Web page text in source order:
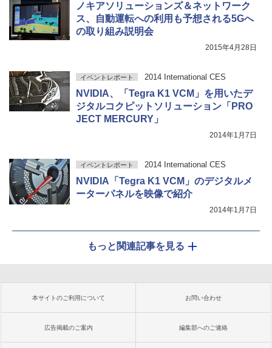
ノキアソリューションズ＆ネットワーク
ス、自動運転への利用も予想される5Gへ
の取り組み説明会
2015年4月28日
イベントレポート 2014 International CES
NVIDIA、「Tegra K1 VCM」を用いたデ
ジタルコクピットソリューション「PRO
JECT MERCURY」
2014年1月7日
イベントレポート 2014 International CES
NVIDIA「Tegra K1 VCM」のデジタルメ
ーターパネルを映像で紹介
2014年1月7日
もっと関連記事を見る
本サイトのご利用について お問い合わせ
広告掲載のご案内 編集部へのご連絡